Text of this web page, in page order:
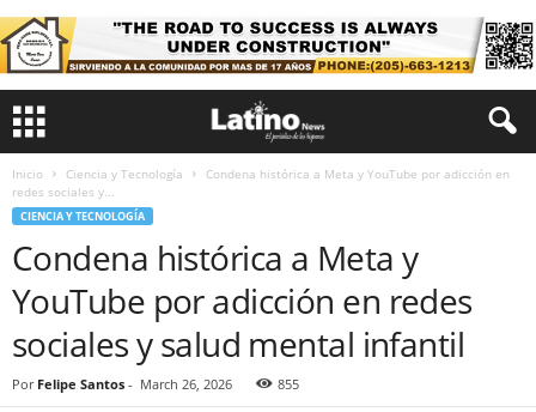
Inicio Ciencia y Tecnología
Condena histórica a Meta y YouTube por adicción en
redes sociales y...
CIENCIA Y TECNOLOGÍA
Condena histórica a Meta y
YouTube por adicción en redes
sociales y salud mental infantil
Por Felipe Santos - March 26, 2026 855